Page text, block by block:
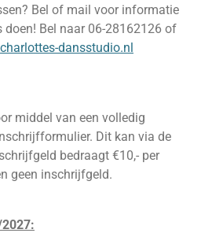
Bel of mail voor informatie
doen! Bel naar 06-28162126 of
dansstudio.nl
middel van een volledig
Dit kan via de
bedraagt €10,- per
geen inschrijfgeld.